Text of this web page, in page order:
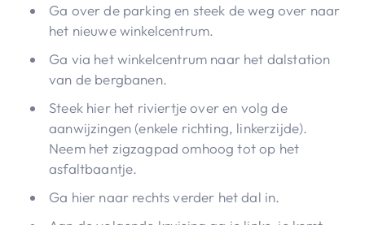
Ga over de parking en steek de weg over naar
het nieuwe winkelcentrum.
Ga via het winkelcentrum naar het dalstation
van de bergbanen.
Steek hier het riviertje over en volg de
aanwijzingen (enkele richting, linkerzijde).
Neem het zigzagpad omhoog tot op het
asfaltbaantje.
Ga hier naar rechts verder het dal in.